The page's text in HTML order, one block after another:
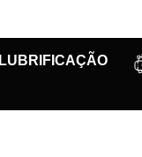
LUBRIFICAÇÃO